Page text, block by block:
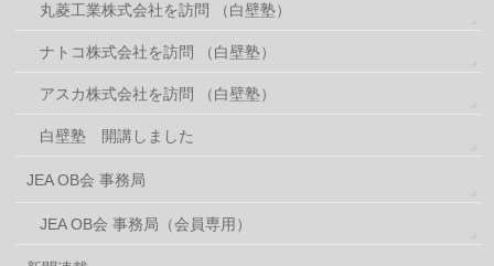
丸菱工業株式会社を訪問 （白壁塾）
ナトコ株式会社を訪問 （白壁塾）
アスカ株式会社を訪問 （白壁塾）
白壁塾 開講しました
JEA OB会 事務局
JEA OB会 事務局（会員専用）